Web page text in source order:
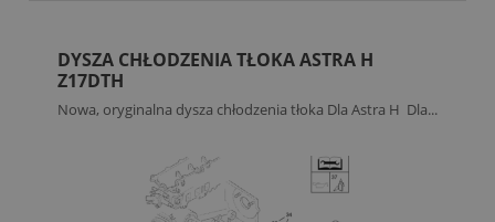
DYSZA CHŁODZENIA TŁOKA ASTRA H
Z17DTH
Nowa, oryginalna dysza chłodzenia tłoka Dla Astra H Dla...